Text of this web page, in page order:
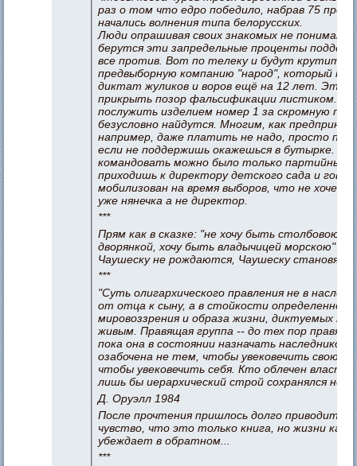
раз о том что едро победило, набрав 75
начались волнения типа белорусских.
Люди опрашивая своих знакомых не
берутся эти запредельные проценты
все против. Вот по телеку и будут крутить
предвыборную компанию "народ", который
диктат жуликов и воров ещё на 12 лет. Это
прикрыть позор фальсификации листиком.
послужить изделием номер 1 за скромную
безусловно найдутся. Многим, как
например, даже платить не надо, просто
если не поддержишь окажешься в бутырке.
командовать можно было только
приходишь к директору детского сада и
мобилизован на время выборов, что не
уже нянечка а не директор.
***
Прям как в сказке: "не хочу быть столбовою
дворянкой, хочу быть владычицей морскою" ;-)
Чаушеску не рождаются, Чаушеску
***
"Суть олигархического правления не в
от отца к сыну, а в стойкости определенного
мировоззрения и образа жизни, диктуемых
живым. Правящая группа -- до тех пор
пока она в состоянии назначать наследников.
озабочена не тем, чтобы увековечить свою
чтобы увековечить себя. Кто облечен
лишь бы иерархический строй сохранялся
Д. Оруэлл 1984
После прочтения пришлось долго приводить
чувство, что это только книга, но жизни
убеждает в обратном...
***